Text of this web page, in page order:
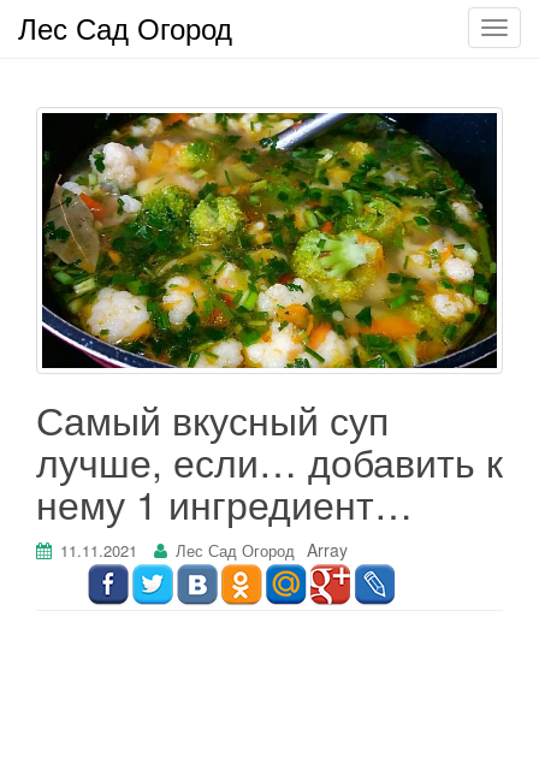
П
а
С
к
р
ы
а
Лес Сад Огород
Самый вкусный суп
лучше, если… добавить к
нему 1 ингредиент…
11.11.2021 Лес Сад Огород Array